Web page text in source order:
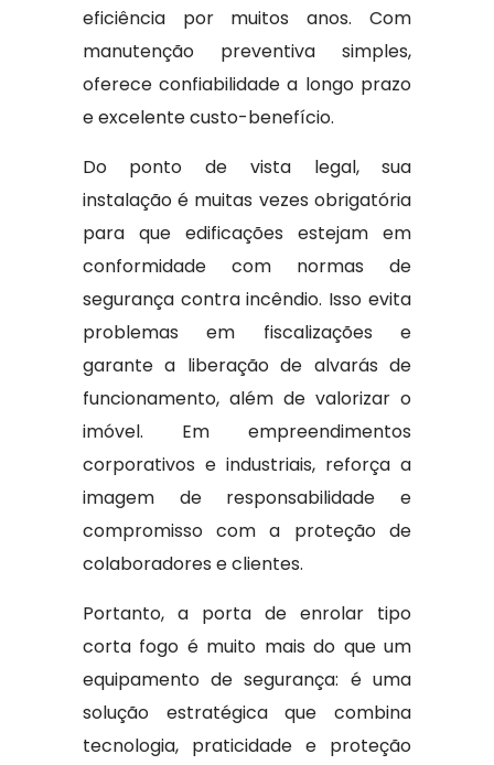
eficiência por muitos anos. Com
manutenção preventiva simples,
oferece confiabilidade a longo prazo
e excelente custo-benefício.
Do ponto de vista legal, sua
instalação é muitas vezes obrigatória
para que edificações estejam em
conformidade com normas de
segurança contra incêndio. Isso evita
problemas em fiscalizações e
garante a liberação de alvarás de
funcionamento, além de valorizar o
imóvel. Em empreendimentos
corporativos e industriais, reforça a
imagem de responsabilidade e
compromisso com a proteção de
colaboradores e clientes.
Portanto, a porta de enrolar tipo
corta fogo é muito mais do que um
equipamento de segurança: é uma
solução estratégica que combina
tecnologia, praticidade e proteção